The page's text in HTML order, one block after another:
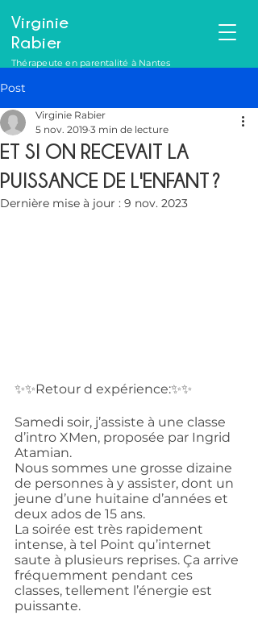
Virginie
Rabier
Thérapeute en parentalité à Nantes
Post
ET SI ON RECEVAIT LA
PUISSANCE DE L'ENFANT ?
Virginie Rabier
5 nov. 2019 3 min de lecture
Dernière mise à jour : 9 nov. 2023
✨✨Retour d expérience:✨✨
Samedi soir, j’assiste à une classe
d’intro XMen, proposée par Ingrid
Atamian.
Nous sommes une grosse dizaine
de personnes à y assister, dont un
jeune d’une huitaine d’années et
deux ados de 15 ans.
La soirée est très rapidement
intense, à tel Point qu’internet
saute à plusieurs reprises. Ça arrive
fréquemment pendant ces
classes, tellement l’énergie est
puissante.